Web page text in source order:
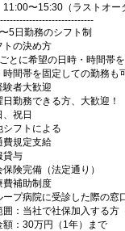
〜15:30（ラストオー
5日勤務のシフト制
の決め方
とに希望の日時・時間帯
時間帯を固定しての勤務も
者大歓迎
勤務できる方、大歓迎！
、祝日
シフトによる
規定支給
与
険完備（法定通り）
補助制度
プ病院に受診した際の窓
囲：当社で社保加入する方
額：30万円（1年）まで